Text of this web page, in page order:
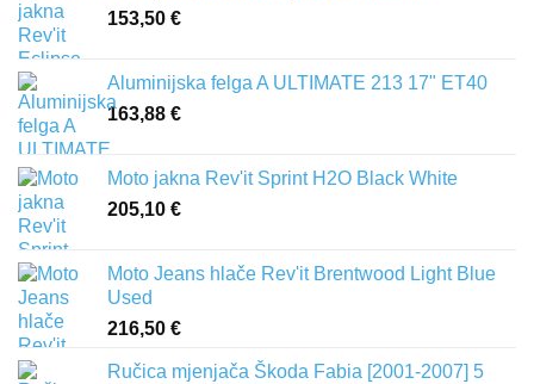
153,50 €
Aluminijska felga A ULTIMATE 213 17" ET40
163,88 €
Moto jakna Rev'it Sprint H2O Black White
205,10 €
Moto Jeans hlače Rev'it Brentwood Light Blue
Used
216,50 €
Ručica mjenjača Škoda Fabia [2001-2007] 5